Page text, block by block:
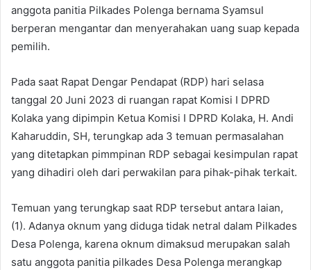
anggota panitia Pilkades Polenga bernama Syamsul
berperan mengantar dan menyerahakan uang suap kepada
pemilih.
Pada saat Rapat Dengar Pendapat (RDP) hari selasa
tanggal 20 Juni 2023 di ruangan rapat Komisi I DPRD
Kolaka yang dipimpin Ketua Komisi I DPRD Kolaka, H. Andi
Kaharuddin, SH, terungkap ada 3 temuan permasalahan
yang ditetapkan pimmpinan RDP sebagai kesimpulan rapat
yang dihadiri oleh dari perwakilan para pihak-pihak terkait.
Temuan yang terungkap saat RDP tersebut antara laian,
(1). Adanya oknum yang diduga tidak netral dalam Pilkades
Desa Polenga, karena oknum dimaksud merupakan salah
satu anggota panitia pilkades Desa Polenga merangkap